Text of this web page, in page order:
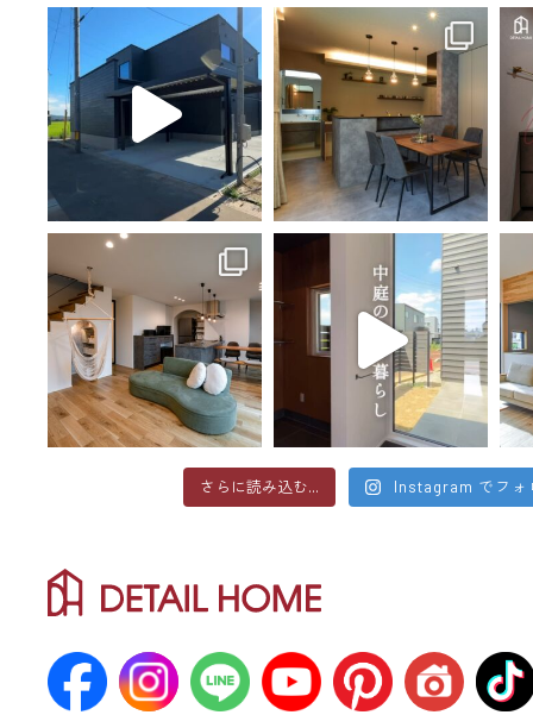
さらに読み込む... Instagram でフォ